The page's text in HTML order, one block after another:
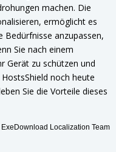
machen. Die
ermöglicht es
anzupassen,
Sie nach einem
Gerät zu schützen und
noch heute
Sie die Vorteile dieses
ExeDownload Localization Team